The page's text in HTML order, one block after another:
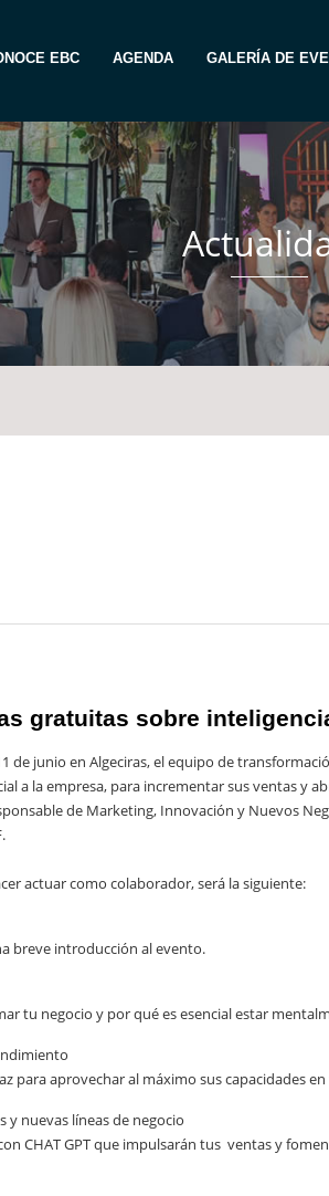
EBC AGENDA GALERÍA DE
gratuitas sobre
de junio en Algeciras, el equipo de
a la empresa, para incrementar sus ventas y
de Marketing, Innovación y Nuevos
actuar como colaborador, será la siguiente:
breve introducción al evento.
tu negocio y por qué es esencial estar
para aprovechar al máximo sus capacidades
y nuevas líneas de negocio
CHAT GPT que impulsarán tus ventas y